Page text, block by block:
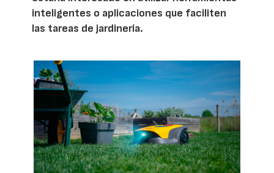
inteligentes o aplicaciones que faciliten
las tareas de jardinería.